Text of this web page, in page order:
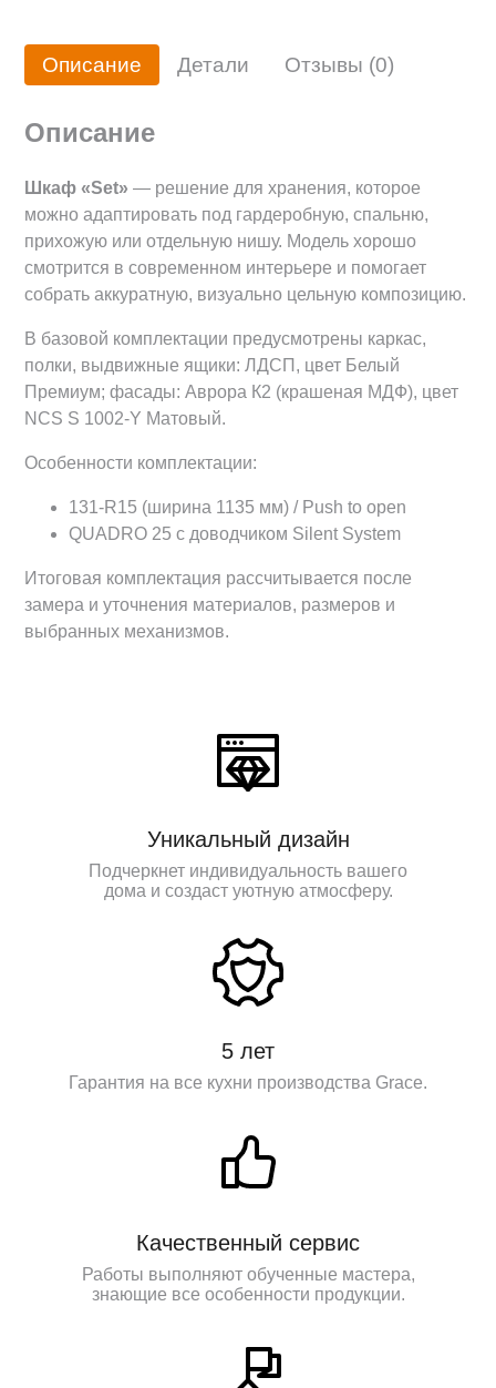
Описание Детали Отзывы (0)
Описание
Шкаф «Set» — решение для хранения, которое
можно адаптировать под гардеробную, спальню,
прихожую или отдельную нишу. Модель хорошо
смотрится в современном интерьере и помогает
собрать аккуратную, визуально цельную композицию.
В базовой комплектации предусмотрены каркас,
полки, выдвижные ящики: ЛДСП, цвет Белый
Премиум; фасады: Аврора К2 (крашеная МДФ), цвет
NCS S 1002-Y Матовый.
Особенности комплектации:
131-R15 (ширина 1135 мм) / Push to open
QUADRO 25 с доводчиком Silent System
Итоговая комплектация рассчитывается после
замера и уточнения материалов, размеров и
выбранных механизмов.
Уникальный дизайн
Подчеркнет индивидуальность вашего
дома и создаст уютную атмосферу.
5 лет
Гарантия на все кухни производства Grace.
Качественный сервис
Работы выполняют обученные мастера,
знающие все особенности продукции.